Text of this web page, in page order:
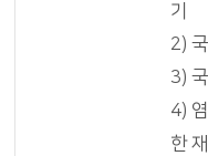
기
2)
3)
4)
한